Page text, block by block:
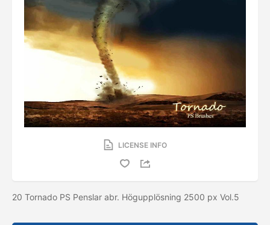
LICENSE INFO
20 Tornado PS Penslar abr. Högupplösning 2500 px Vol.5